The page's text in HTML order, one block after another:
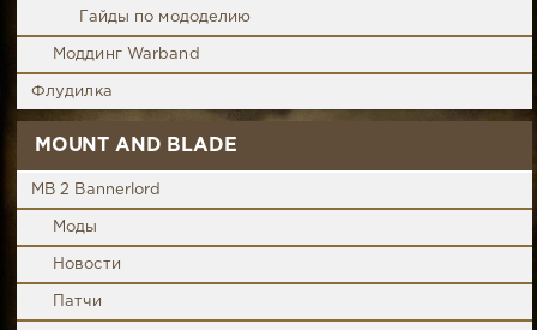
Гайды по мододелию
Моддинг Warband
Флудилка
MOUNT AND BLADE
MB 2 Bannerlord
Моды
Новости
Патчи